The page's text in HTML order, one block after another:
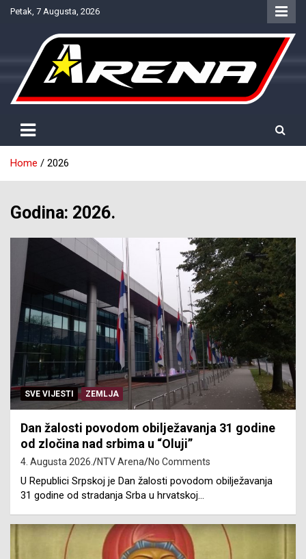
SkipPetak, 7 Augusta, 2026
NTV Arena
Home 2026
Godina: 2026.
SVE VIJESTI ZEMLJA
Dan žalosti povodom obilježavanja 31 godine
od zločina nad srbima u “Oluji”
4. Augusta 2026. NTV Arena No Comments
U Republici Srpskoj je Dan žalosti povodom obilježavanja
31 godine od stradanja Srba u hrvatskoj…